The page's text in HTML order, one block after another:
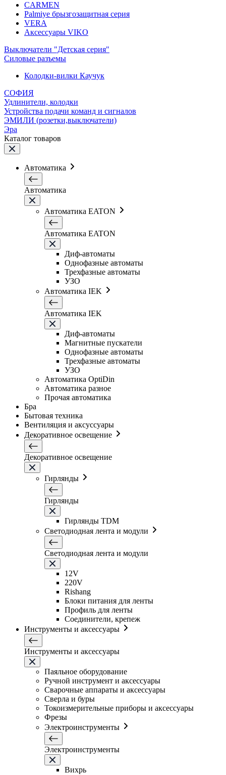
CARMEN
Palmiye брызгозащитная серия
VERA
Аксессуары VIKO
Выключатели "Детская серия"
Силовые разъемы
Колодки-вилки Каучук
СОФИЯ
Удлинители, колодки
Устройства подачи команд и сигналов
ЭМИЛИ (розетки,выключатели)
Эра
Каталог товаров
Автоматика
Автоматика
Автоматика EATON
Автоматика EATON
Диф-автоматы
Однофазные автоматы
Трехфазные автоматы
УЗО
Автоматика IEK
Автоматика IEK
Диф-автоматы
Магнитные пускатели
Однофазные автоматы
Трехфазные автоматы
УЗО
Автоматика OptiDin
Автоматика разное
Прочая автоматика
Бра
Бытовая техника
Вентиляция и аксуссуары
Декоративное освещение
Декоративное освещение
Гирлянды
Гирлянды
Гирлянды TDM
Светодиодная лента и модули
Светодиодная лента и модули
12V
220V
Rishang
Блоки питания для ленты
Профиль для ленты
Соединители, крепеж
Инструменты и аксессуары
Инструменты и аксессуары
Паяльное оборудование
Ручной инструмент и аксессуары
Сварочные аппараты и аксессуары
Сверла и буры
Токоизмерительные приборы и аксессуары
Фрезы
Электроинструменты
Электроинструменты
Вихрь